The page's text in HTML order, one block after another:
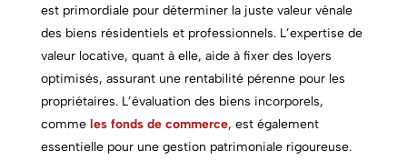
est primordiale pour déterminer la juste valeur vénale
des biens résidentiels et professionnels. L’expertise de
valeur locative, quant à elle, aide à fixer des loyers
optimisés, assurant une rentabilité pérenne pour les
propriétaires. L’évaluation des biens incorporels,
comme les fonds de commerce, est également
essentielle pour une gestion patrimoniale rigoureuse.